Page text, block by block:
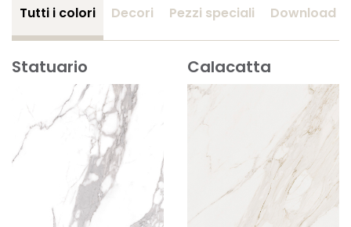
Tutti i colori Decori Pezzi speciali Download
Statuario Calacatta